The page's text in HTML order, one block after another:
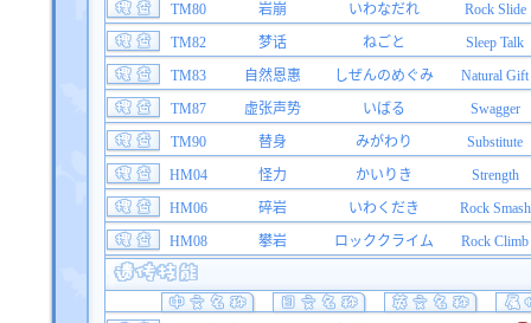
TM80
岩崩 いわなだれ
Rock Slide
TM82
梦话 ねごと
Sleep Talk
TM83
自然恩惠 しぜんのめぐみ
Natural Gift
TM87
虚张声势 いばる
Swagger
TM90
替身 みがわり
Substitute
HM04
怪力 かいりき
Strength
HM06
碎岩 いわくだき
Rock Smash
HM08
攀岩 ロッククライム Rock Climb